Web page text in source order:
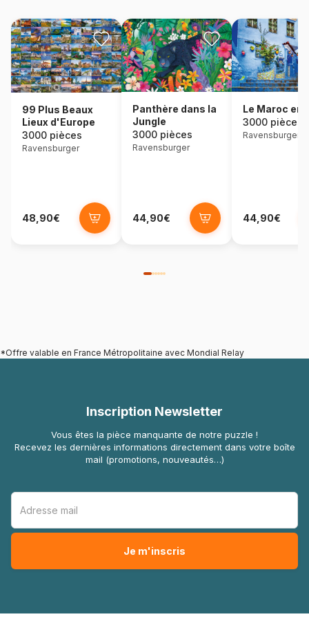
99 Plus Beaux
Lieux d'Europe
3000 pièces
Ravensburger
48,90€
Panthère dans la
Jungle
3000 pièces
Ravensburger
44,90€
Le Maroc en
3000 pièces
Ravensburger
44,90€
*Offre valable en France Métropolitaine avec Mondial Relay
Inscription Newsletter
Vous êtes la pièce manquante de notre puzzle !
Recevez les dernières informations directement dans votre boîte
mail (promotions, nouveautés…)